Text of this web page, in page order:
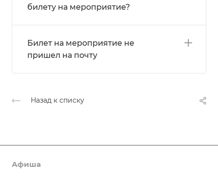
билету на мероприятие?
Билет на мероприятие не
пришел на почту
Назад к списку
Афиша